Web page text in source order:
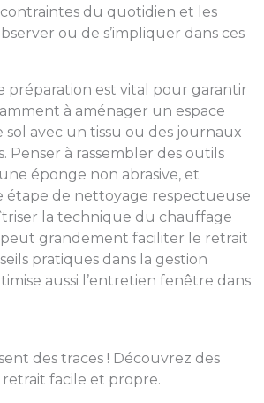
du quotidien et les
ou de s’impliquer dans ces
préparation est vital pour garantir
à aménager un espace
avec un tissu ou des journaux
Penser à rassembler des outils
éponge non abrasive, et
étape de nettoyage respectueuse
la technique du chauffage
grandement faciliter le retrait
pratiques dans la gestion
aussi l’entretien fenêtre dans
des traces ! Découvrez des
facile et propre.